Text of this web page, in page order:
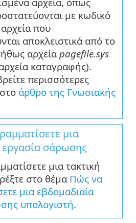
με κωδικό
που
αποκλειστικά από το
αρχείαpagefile.sys
καταγραφής).
περισσότερες
άρθρο της Γνωσιακής
μια
σάρωσης
μια τακτική
στο θέμα Πώς να
μια εβδομαδιαία
υπολογιστή.